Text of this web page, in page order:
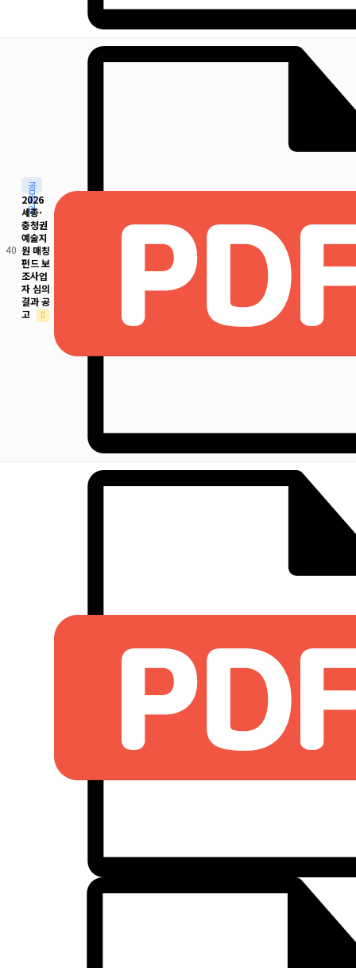
40
공
모
사
업
2026
세종·
충청권
예술지
원 매칭
펀드 보
조사업
자 심의
결과 공
고